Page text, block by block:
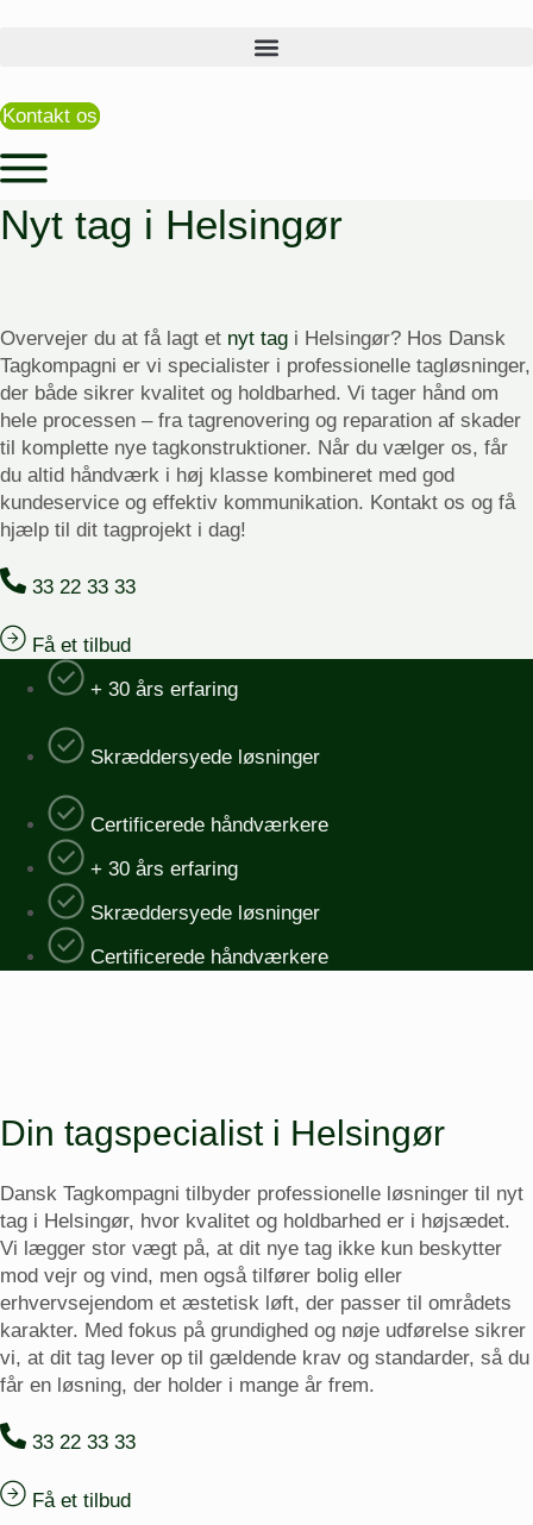
Kontakt os
Nyt tag i Helsingør
Overvejer du at få lagt et nyt tag i Helsingør? Hos Dansk
Tagkompagni er vi specialister i professionelle tagløsninger,
der både sikrer kvalitet og holdbarhed. Vi tager hånd om
hele processen – fra tagrenovering og reparation af skader
til komplette nye tagkonstruktioner. Når du vælger os, får
du altid håndværk i høj klasse kombineret med god
kundeservice og effektiv kommunikation. Kontakt os og få
hjælp til dit tagprojekt i dag!
33 22 33 33
Få et tilbud
+ 30 års erfaring
Skræddersyede løsninger
Certificerede håndværkere
+ 30 års erfaring
Skræddersyede løsninger
Certificerede håndværkere
Din tagspecialist i Helsingør
Dansk Tagkompagni tilbyder professionelle løsninger til nyt
tag i Helsingør, hvor kvalitet og holdbarhed er i højsædet.
Vi lægger stor vægt på, at dit nye tag ikke kun beskytter
mod vejr og vind, men også tilfører bolig eller
erhvervsejendom et æstetisk løft, der passer til områdets
karakter. Med fokus på grundighed og nøje udførelse sikrer
vi, at dit tag lever op til gældende krav og standarder, så du
får en løsning, der holder i mange år frem.
33 22 33 33
Få et tilbud